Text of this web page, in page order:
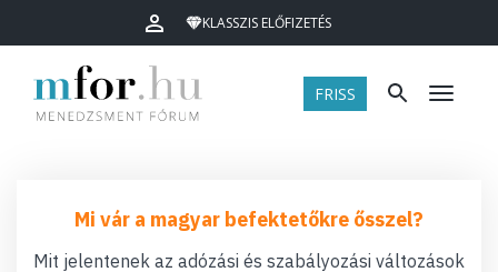
KLASSZIS ELŐFIZETÉS
FRISS Menü
Mi vár a magyar befektetőkre ősszel?
Mit jelentenek az adózási és szabályozási változások